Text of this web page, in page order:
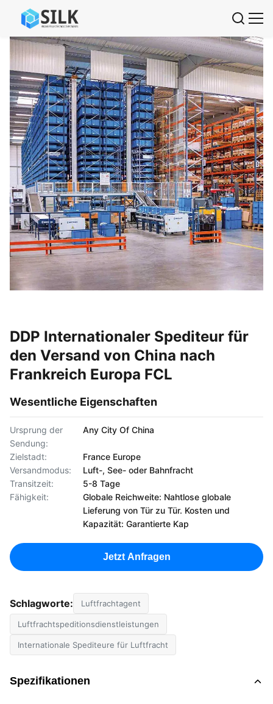
DDP Internationaler Spediteur für
den Versand von China nach
Frankreich Europa FCL
Wesentliche Eigenschaften
Ursprung der
Sendung:
Any City Of China
Zielstadt:
France Europe
Versandmodus:
Luft-, See- oder Bahnfracht
Transitzeit:
5-8 Tage
Fähigkeit:
Globale Reichweite: Nahtlose globale
Lieferung von Tür zu Tür. Kosten und
Kapazität: Garantierte Kap
Jetzt Anfragen
Schlagworte: Luftfrachtagent
Luftfrachtspeditionsdienstleistungen
Internationale Spediteure für Luftfracht
Spezifikationen